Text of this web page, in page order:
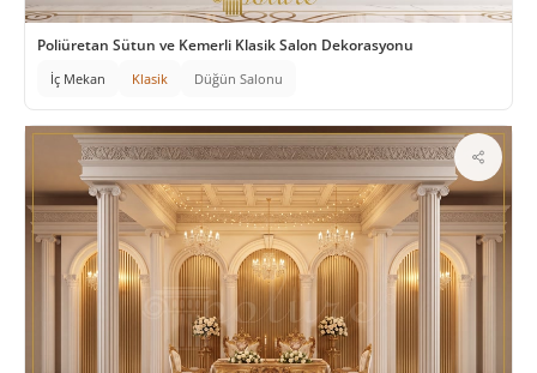
Poliüretan Sütun ve Kemerli Klasik Salon Dekorasyonu
İç Mekan Klasik Düğün Salonu